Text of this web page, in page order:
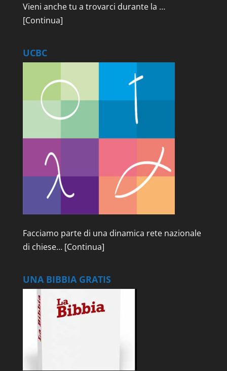
Vieni anche tu a trovarci durante la …
[Continua]
UCBC
Facciamo parte di una dinamica rete nazionale
di chiese… [Continua]
UNA BIBBIA GRATIS